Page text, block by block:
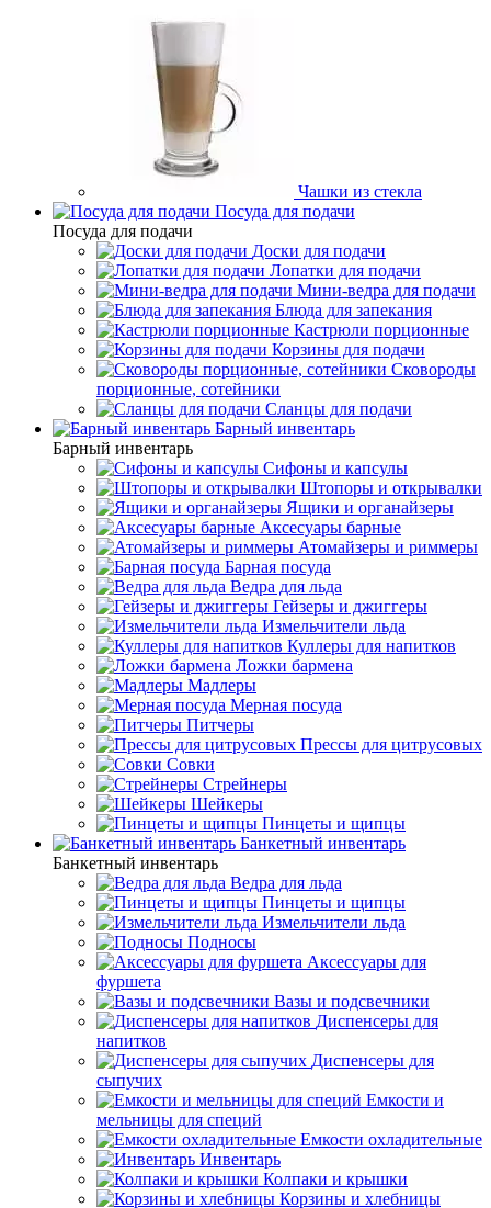
Чашки из стекла
Посуда для подачи
Посуда для подачи
Доски для подачи
Лопатки для подачи
Мини-ведра для подачи
Блюда для запекания
Кастрюли порционные
Корзины для подачи
Сковороды
порционные, сотейники
Сланцы для подачи
Барный инвентарь
Барный инвентарь
Сифоны и капсулы
Штопоры и открывалки
Ящики и органайзеры
Аксесуары барные
Атомайзеры и риммеры
Барная посуда
Ведра для льда
Гейзеры и джиггеры
Измельчители льда
Куллеры для напитков
Ложки бармена
Мадлеры
Мерная посуда
Питчеры
Прессы для цитрусовых
Совки
Стрейнеры
Шейкеры
Пинцеты и щипцы
Банкетный инвентарь
Банкетный инвентарь
Ведра для льда
Пинцеты и щипцы
Измельчители льда
Подносы
Аксессуары для
фуршета
Вазы и подсвечники
Диспенсеры для
напитков
Диспенсеры для
сыпучих
Емкости и
мельницы для специй
Емкости охладительные
Инвентарь
Колпаки и крышки
Корзины и хлебницы